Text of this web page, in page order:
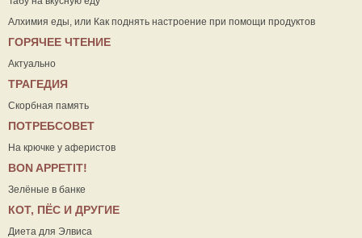
Алхимия еды, или Как поднять настроение при помощи продуктов
ГОРЯЧЕЕ ЧТЕНИЕ
Актуально
ТРАГЕДИЯ
Скорбная память
ПОТРЕБСОВЕТ
На крючке у аферистов
ВON APPETIT!
Зелёные в банке
КОТ, ПЁС И ДРУГИЕ
Диета для Элвиса